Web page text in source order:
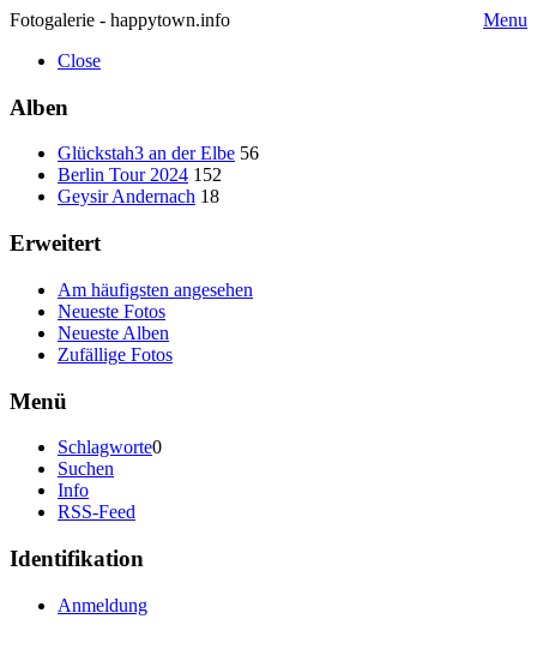
Fotogalerie - happytown.info
Menu
Close
Alben
Glückstah3 an der Elbe 56
Berlin Tour 2024 152
Geysir Andernach 18
Erweitert
Am häufigsten angesehen
Neueste Fotos
Neueste Alben
Zufällige Fotos
Menü
Schlagworte0
Suchen
Info
RSS-Feed
Identifikation
Anmeldung